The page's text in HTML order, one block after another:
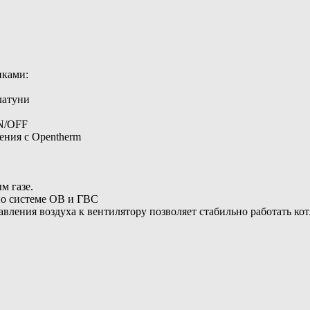
OFF
с Opentherm
газе.
системе ОВ и ГВС
воздуха к вентилятору позволяет стабильно работать